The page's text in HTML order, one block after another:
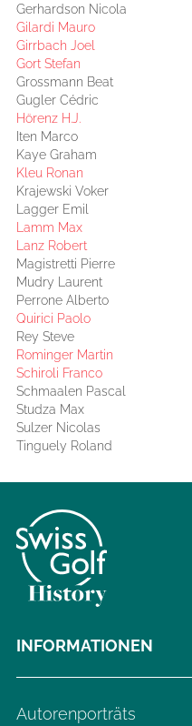
Gerhardson Nicola
Gilardi Mauro
Girrbach Joel
Gort Stefan
Grossmann Beat
Gugler Cédric
Hörenz H.J.
Iten Marco
Kaye Graham
Kleu Ronan
Krajewski Voker
Lagger Emil
Lamm Max
Lanz Robert
Magistretti Pierre
Mudry Laurent
Perrone Alberto
Quirici Paolo
Rey Steve
Rominger Martin
Schiroli Franco
Schmaalen Pascal
Studza Max
Sulzer Nicolas
Tinguely Roland
INFORMATIONEN
Autorenporträts